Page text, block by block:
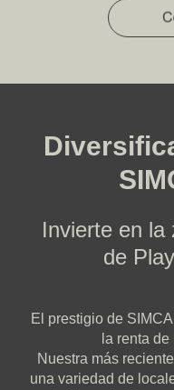
Invierte en la
de
El prestigio de
la renta
Nuestra más
una variedad de